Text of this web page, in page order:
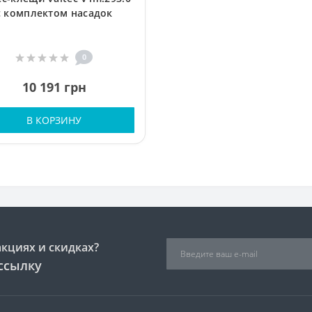
комплектом насадок
0
10 191 грн
В КОРЗИНУ
и скидках?